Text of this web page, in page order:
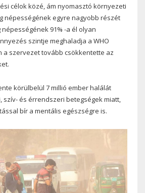
célok közé, ám nyomasztó környezeti
népességének egyre nagyobb részét
népességének 91% -a él olyan
szintje meghaladja a WHO
a szervezet tovább csökkentette az
körülbelül 7 millió ember halálát
szív- és érrendszeri betegségek miatt,
bír a mentális egészségre is.